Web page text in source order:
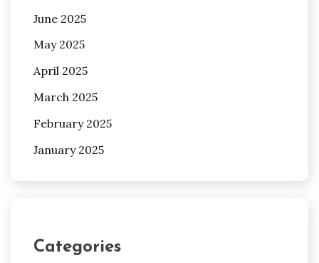
June 2025
May 2025
April 2025
March 2025
February 2025
January 2025
Categories